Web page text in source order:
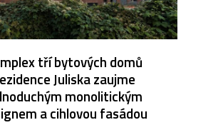
tří bytových domů
Juliska zaujme
monolitickým
a cihlovou fasádou